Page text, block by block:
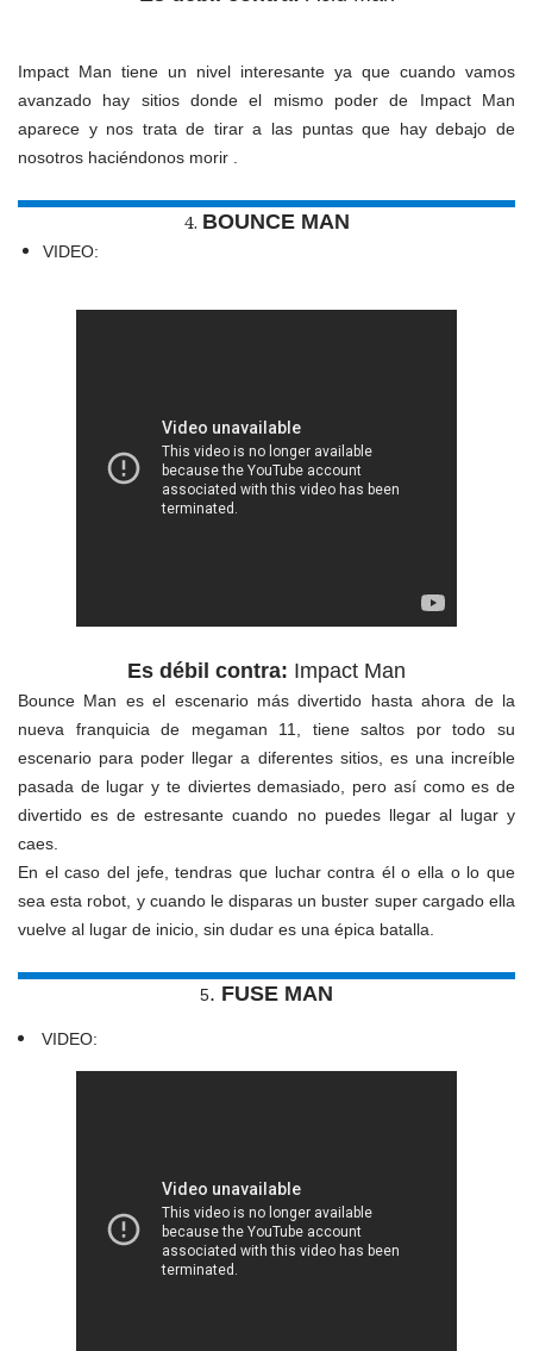
Impact Man tiene un nivel interesante ya que cuando vamos
avanzado hay sitios donde el mismo poder de Impact Man
aparece y nos trata de tirar a las puntas que hay debajo de
nosotros haciéndonos morir .
4. BOUNCE MAN
VIDEO:
Es débil contra: Impact Man
Bounce Man es el escenario más divertido hasta ahora de la
nueva franquicia de megaman 11, tiene saltos por todo su
escenario para poder llegar a diferentes sitios, es una increíble
pasada de lugar y te diviertes demasiado, pero así como es de
divertido es de estresante cuando no puedes llegar al lugar y
caes.
En el caso del jefe, tendras que luchar contra él o ella o lo que
sea esta robot, y cuando le disparas un buster super cargado ella
vuelve al lugar de inicio, sin dudar es una épica batalla.
5. FUSE MAN
VIDEO: